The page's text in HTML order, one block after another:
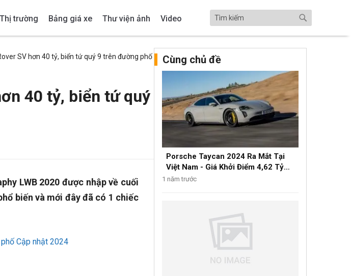
Thị trường Bảng giá xe Thư viện ảnh Video
SV hơn 40 tỷ, biển tứ quý 9 trên đường phố
40 tỷ, biển tứ quý
LWB 2020 được nhập về cuối
biến và mới đây đã có 1 chiếc
Cập nhật 2024
Cùng chủ đề
Porsche Taycan 2024 Ra Mắt Tại
Việt Nam - Giá Khởi Điểm 4,62 Tỷ
Đồng
1 năm trước